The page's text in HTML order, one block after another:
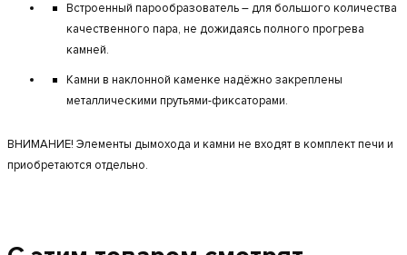
Встроенный парообразователь – для большого количества
качественного пара, не дожидаясь полного прогрева
камней.
Камни в наклонной каменке надёжно закреплены
металлическими прутьями-фиксаторами.
ВНИМАНИЕ! Элементы дымохода и камни не входят в комплект печи и
приобретаются отдельно.